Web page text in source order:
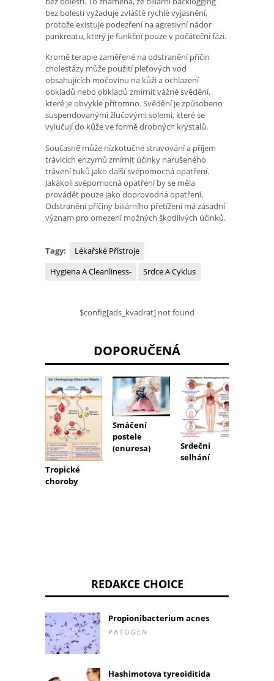
bez bolesti vyžaduje zvláště rychlé vyjasnění,
protože existuje podezření na agresivní nádor
pankreatu, který je funkční pouze v počáteční fázi.
Kromě terapie zaměřené na odstranění příčin
cholestázy může použití pleťových vod
obsahujících močovinu na kůži a ochlazení
obkladů nebo obkladů zmírnit vážné svědění,
které je obvykle přítomno. Svědění je způsobeno
suspendovanými žlučovými solemi, které se
vylučují do kůže ve formě drobných krystalů.
Současně může nízkotučné stravování a příjem
trávicích enzymů zmírnit účinky narušeného
trávení tuků jako další svépomocná opatření.
Jakákoli svépomocná opatření by se měla
provádět pouze jako doprovodná opatření.
Odstranění příčiny biliárního přetížení má zásadní
význam pro omezení možných škodlivých účinků.
Tagy:
Lékařské Přístroje
Hygiena A Cleanliness-
Srdce A Cyklus
$config[ads_kvadrat] not found
DOPORUČENÁ
Tropické
choroby
Smáčení
postele
(enuresa)
Srdeční
selhání
REDAKCE CHOICE
Propionibacterium acnes
PATOGEN
Hashimotova tyreoiditida